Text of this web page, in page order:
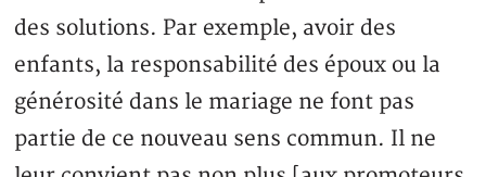
des solutions. Par exemple, avoir des
enfants, la responsabilité des époux ou la
générosité dans le mariage ne font pas
partie de ce nouveau sens commun. Il ne